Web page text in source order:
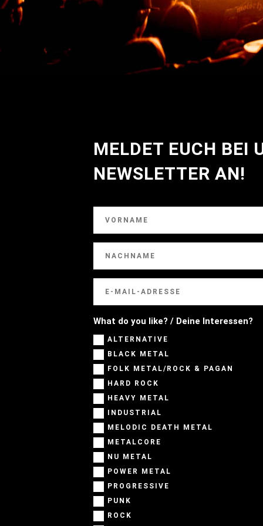
MELDET EUCH BEI
NEWSLETTER AN!
What do you like? / Deine Interessen?
ALTERNATIVE
BLACK METAL
FOLK METAL/ROCK & PAGAN
HARD ROCK
HEAVY METAL
INDUSTRIAL
MELODIC DEATH METAL
METALCORE
NU METAL
POWER METAL
PROGRESSIVE
PUNK
ROCK